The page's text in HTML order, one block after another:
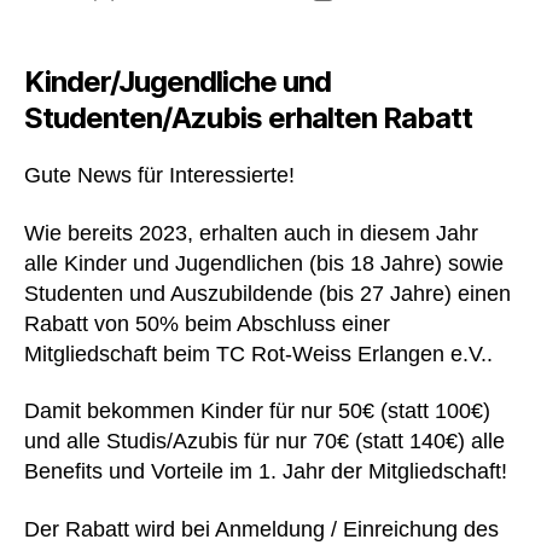
Kinder/Jugendliche und
Studenten/Azubis erhalten Rabatt
Gute News für Interessierte!
Wie bereits 2023, erhalten auch in diesem Jahr
alle Kinder und Jugendlichen (bis 18 Jahre) sowie
Studenten und Auszubildende (bis 27 Jahre) einen
Rabatt von 50% beim Abschluss einer
Mitgliedschaft beim TC Rot-Weiss Erlangen e.V..
Damit bekommen Kinder für nur 50€ (statt 100€)
und alle Studis/Azubis für nur 70€ (statt 140€) alle
Benefits und Vorteile im 1. Jahr der Mitgliedschaft!
Der Rabatt wird bei Anmeldung / Einreichung des